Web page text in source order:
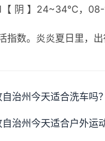
阴 】24~34℃，
指数。炎炎夏日里，
治州今天适合洗车吗？
治州今天适合户外运